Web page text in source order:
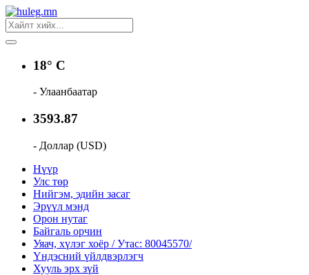
18° C
- Улаанбаатар
3593.87
- Доллар (USD)
Нүүр
Улс төр
Нийгэм, эдийн засаг
Эрүүл мэнд
Орон нутаг
Байгаль орчин
Уяач, хүлэг хоёр / Утас: 80045570/
Үндэсний үйлдвэрлэгч
Хууль эрх зүй